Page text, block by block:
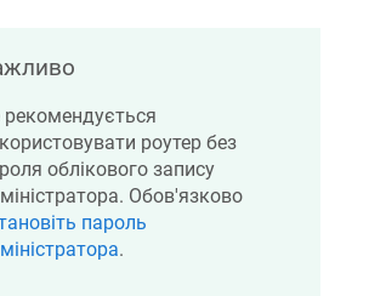
рекомендується
роутер без
облікового запису
Обов'язково
пароль
.